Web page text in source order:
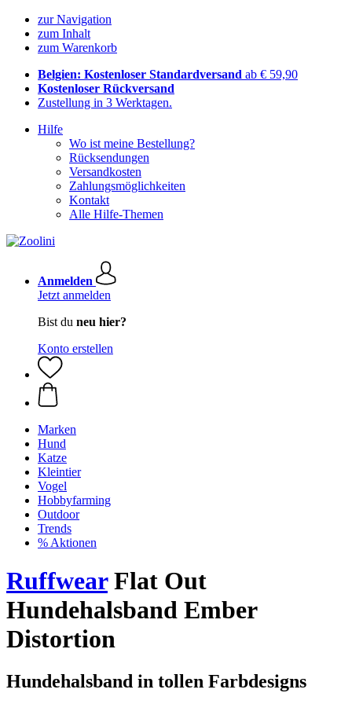
zur Navigation
zum Inhalt
zum Warenkorb
Belgien: Kostenloser Standardversand ab € 59,90
Kostenloser Rückversand
Zustellung in 3 Werktagen.
Hilfe
Wo ist meine Bestellung?
Rücksendungen
Versandkosten
Zahlungsmöglichkeiten
Kontakt
Alle Hilfe-Themen
Anmelden
Jetzt anmelden
Bist du neu hier?
Konto erstellen
Marken
Hund
Katze
Kleintier
Vogel
Hobbyfarming
Outdoor
Trends
% Aktionen
RuffwearFlat Out
Hundehalsband Ember
Distortion
Hundehalsband in tollen Farbdesigns